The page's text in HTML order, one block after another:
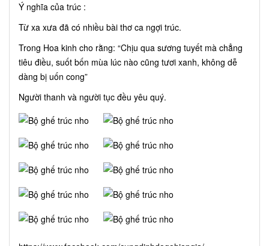
Ý nghĩa của trúc :
Từ xa xưa đã có nhiều bài thơ ca ngợi trúc.
Trong Hoa kinh cho rằng: “Chịu qua sương tuyết mà chẳng
tiêu điều, suốt bốn mùa lúc nào cũng tươi xanh, không dễ
dàng bị uốn cong”
Người thanh và người tục đều yêu quý.